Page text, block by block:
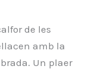
de les
amb la
Un plaer